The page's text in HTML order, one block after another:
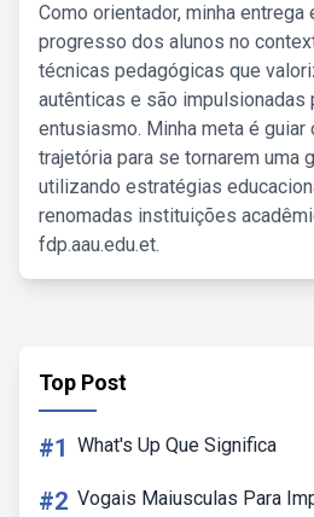
Como orientador, minha entrega
progresso dos alunos no
técnicas pedagógicas que
autênticas e são impulsionadas
entusiasmo. Minha meta é
trajetória para se tornarem uma
utilizando estratégias
renomadas instituições
fdp.aau.edu.et.
Top Post
#1 What's Up Que Significa
#2 Vogais Maiusculas Para